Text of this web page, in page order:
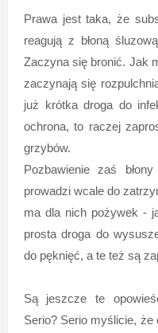
Prawa jest taka, że
reagują z błoną
Zaczyna się bronić. Jak
zaczynają się
już krótka droga do
ochrona, to raczej
grzybów.
Pozbawienie zaś
prowadzi wcale do
ma dla nich pożywek -
prosta droga do
do pęknięć, a te też są
Są jeszcze te
Serio? Serio myślicie,